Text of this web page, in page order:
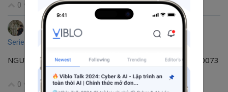
0
NGUYỄN HUY HOÀNG Software Engineer zalo: 0941280073
0